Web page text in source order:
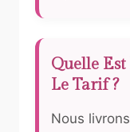
Quelle
Le Tarif ?
Nous